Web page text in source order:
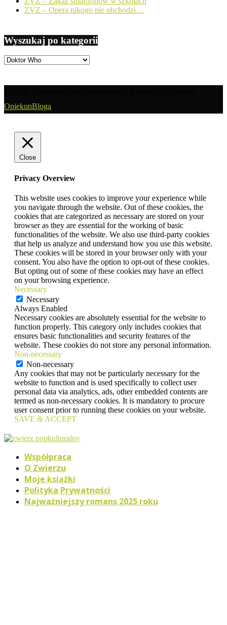
ZVZ – Opera nikogo nie obchodzi…
Wyszukaj po kategorii
Wyszukaj
OpiekunBloga
Close
Privacy Overview
This website uses cookies to improve your experience while
you navigate through the website. Out of these cookies, the
cookies that are categorized as necessary are stored on your
browser as they are essential for the working of basic
functionalities of the website. We also use third-party cookies
that help us analyze and understand how you use this website.
These cookies will be stored in your browser only with your
consent. You also have the option to opt-out of these cookies.
But opting out of some of these cookies may have an effect
on your browsing experience.
Necessary
Necessary
Always Enabled
Necessary cookies are absolutely essential for the website to
function properly. This category only includes cookies that
ensures basic functionalities and security features of the
website. These cookies do not store any personal information.
Non-necessary
Non-necessary
Any cookies that may not be particularly necessary for the
website to function and is used specifically to collect user
personal data via analytics, ads, other embedded contents are
termed as non-necessary cookies. It is mandatory to procure
user consent prior to running these cookies on your website.
SAVE & ACCEPT
Współpraca
O Zwierzu
Moje książki
Polityka Prywatności
Najważniejszy romans 2025 roku